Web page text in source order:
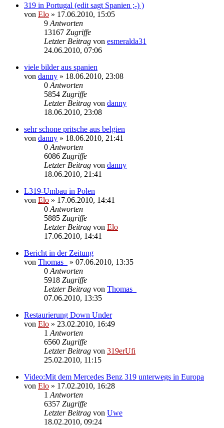
319 in Portugal (edit sagt Spanien ;-) )
von Elo » 17.06.2010, 15:05
9 Antworten
13167 Zugriffe
Letzter Beitrag von esmeralda31
24.06.2010, 07:06
viele bilder aus spanien
von danny » 18.06.2010, 23:08
0 Antworten
5854 Zugriffe
Letzter Beitrag von danny
18.06.2010, 23:08
sehr schone pritsche aus belgien
von danny » 18.06.2010, 21:41
0 Antworten
6086 Zugriffe
Letzter Beitrag von danny
18.06.2010, 21:41
L319-Umbau in Polen
von Elo » 17.06.2010, 14:41
0 Antworten
5885 Zugriffe
Letzter Beitrag von Elo
17.06.2010, 14:41
Bericht in der Zeitung
von Thomas_ » 07.06.2010, 13:35
0 Antworten
5918 Zugriffe
Letzter Beitrag von Thomas_
07.06.2010, 13:35
Restaurierung Down Under
von Elo » 23.02.2010, 16:49
1 Antworten
6560 Zugriffe
Letzter Beitrag von 319erUfi
25.02.2010, 11:15
Video:Mit dem Mercedes Benz 319 unterwegs in Europa
von Elo » 17.02.2010, 16:28
1 Antworten
6357 Zugriffe
Letzter Beitrag von Uwe
18.02.2010, 09:24